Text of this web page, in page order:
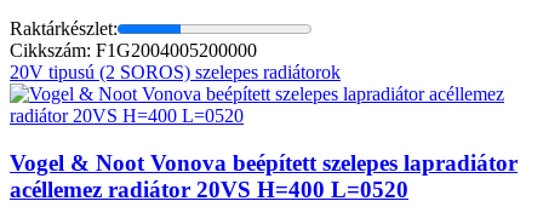
Raktárkészlet:
Cikkszám: F1G2004005200000
20V tipusú (2 SOROS) szelepes radiátorok
Vogel & Noot Vonova beépített szelepes lapradiátor
acéllemez radiátor 20VS H=400 L=0520